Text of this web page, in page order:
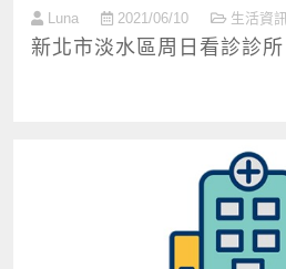
Luna 2021/06/10 生活資訊
新北市淡水區周日看診診所